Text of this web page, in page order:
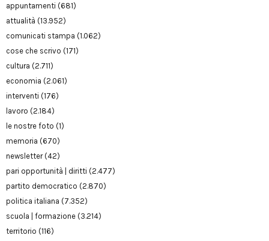
appuntamenti (681)
attualità (13.952)
comunicati stampa (1.062)
cose che scrivo (171)
cultura (2.711)
economia (2.061)
interventi (176)
lavoro (2.184)
le nostre foto (1)
memoria (670)
newsletter(42)
pari opportunità | diritti (2.477)
partito democratico (2.870)
politica italiana (7.352)
scuola | formazione (3.214)
territorio (116)